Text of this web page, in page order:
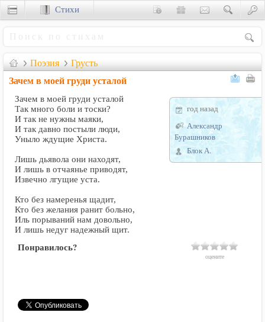
Поэзия Грусть
Зачем в моей груди усталой
год назад
Александр
Бурашников
Блок А.
Зачем в моей груди усталой
Так много боли и тоски?
И так не нужны маяки,
И так давно постыли люди,
Уныло ждущие Христа.
Лишь дьявола они находят,
И лишь в отчаянье приводят,
Извечно лгущие уста.
Кто без намеренья щадит,
Кто без желания ранит больно,
Иль порываний нам довольно,
И лишь недуг надежный щит.
Понравилось?
оцените
Стихи